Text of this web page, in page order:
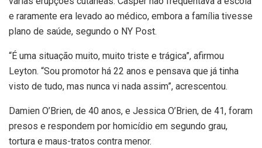
e raramente era levado ao médico, embora a família tivesse
plano de saúde, segundo o NY Post.
“É uma situação muito, muito triste e trágica”, afirmou
Leyton. “Sou promotor há 22 anos e pensava que já tinha
visto de tudo, mas nunca vi nada assim”, acrescentou.
Damien O’Brien, de 40 anos, e Jessica O’Brien, de 41, foram
presos e respondem por homicídio em segundo grau,
tortura e maus-tratos contra menor.